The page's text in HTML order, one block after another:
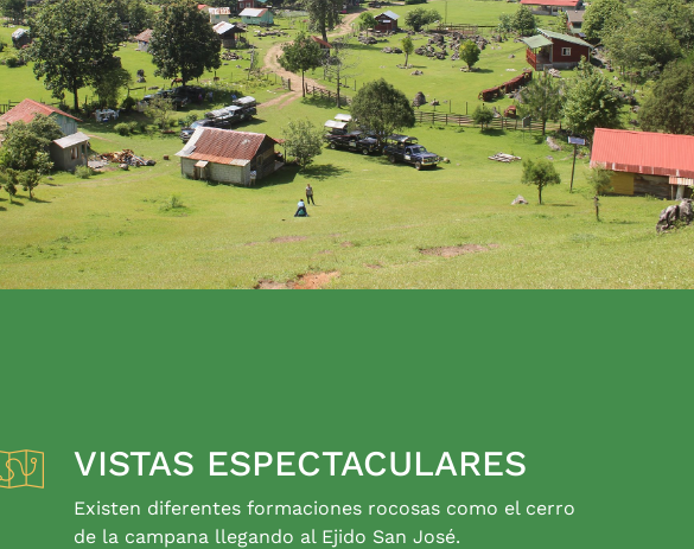
VISTAS ESPECTACULARES
Existen diferentes formaciones rocosas como el cerro
de la campana llegando al Ejido San José.